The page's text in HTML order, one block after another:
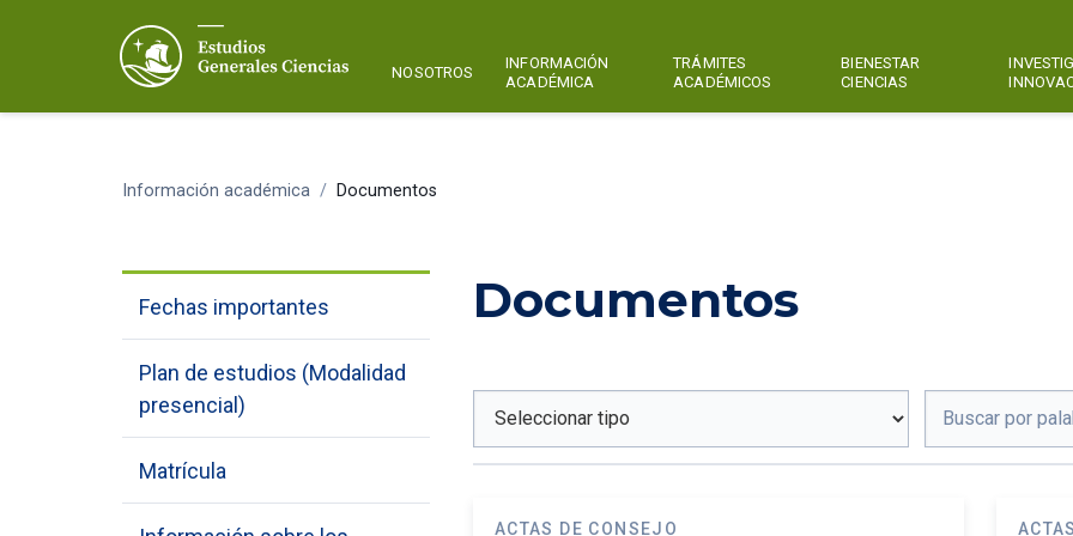
NOSOTROS
INFORMACIÓN
ACADÉMICA
TRÁMITES
ACADÉMICOS
BIENESTAR
CIENCIAS
Información académica / Documentos
Fechas importantes
Plan de estudios (Modalidad
presencial)
Matrícula
Documentos
ACTAS DE CONSEJO